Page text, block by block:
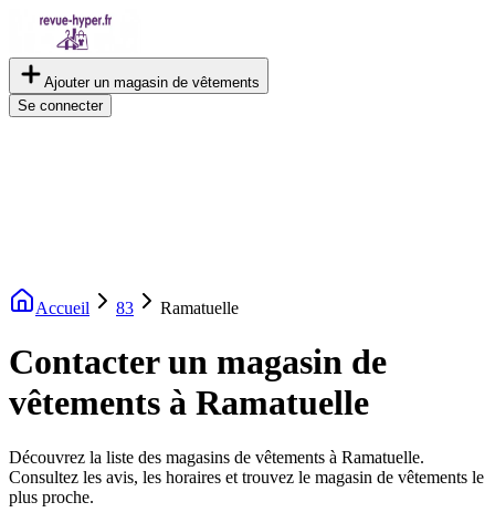
Ajouter un magasin de vêtements
Se connecter
Accueil 83 Ramatuelle
Contacter un magasin de
vêtements à Ramatuelle
Découvrez la liste des magasins de vêtements à Ramatuelle.
Consultez les avis, les horaires et trouvez le magasin de vêtements le
plus proche.